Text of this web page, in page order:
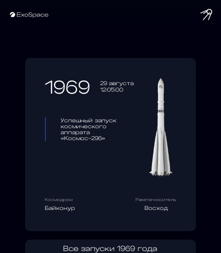
1969
29 августа
12:05:00
Успешный запуск
космического
аппарата
«Космос-296»
Космодром
Байконур
Ракета-носитель
Восход
Все запуски 1969 года